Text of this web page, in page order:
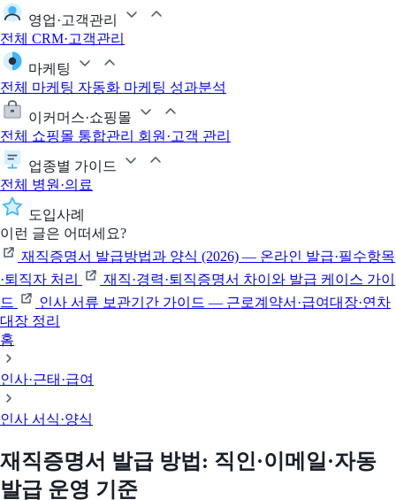
영업·고객관리
전체 CRM·고객관리
마케팅
전체 마케팅 자동화 마케팅 성과분석
이커머스·쇼핑몰
전체 쇼핑몰 통합관리 회원·고객 관리
업종별 가이드
전체 병원·의료
도입사례
이런 글은 어떠세요?
재직증명서 발급방법과 양식 (2026) — 온라인 발급·필수항목
·퇴직자 처리
재직·경력·퇴직증명서 차이와 발급 케이스 가이
드
인사 서류 보관기간 가이드 — 근로계약서·급여대장·연차
대장 정리
홈
인사·근태·급여
인사 서식·양식
재직증명서 발급 방법: 직인·이메일·자동
발급 운영 기준